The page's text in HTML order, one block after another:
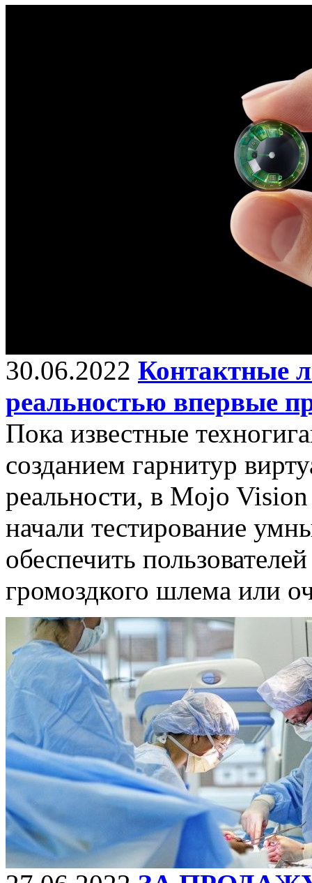
30.06.2022 Контактные
реальностью впервые
Пока известные
созданием гарнитур
реальности, в Mojo
начали тестирование
обеспечить
громоздкого шлема или